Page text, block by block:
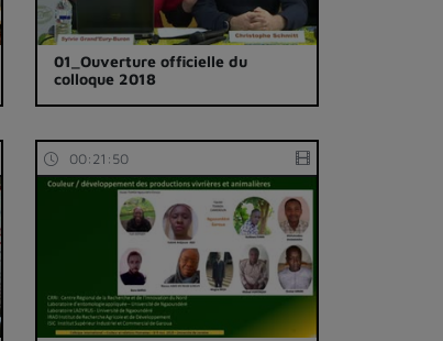
01_Ouverture officielle du
colloque 2018
00:21:50